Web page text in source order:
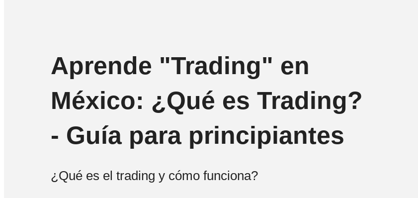
Aprende "Trading" en
México: ¿Qué es Trading?
- Guía para principiantes
¿Qué es el trading y cómo funciona?